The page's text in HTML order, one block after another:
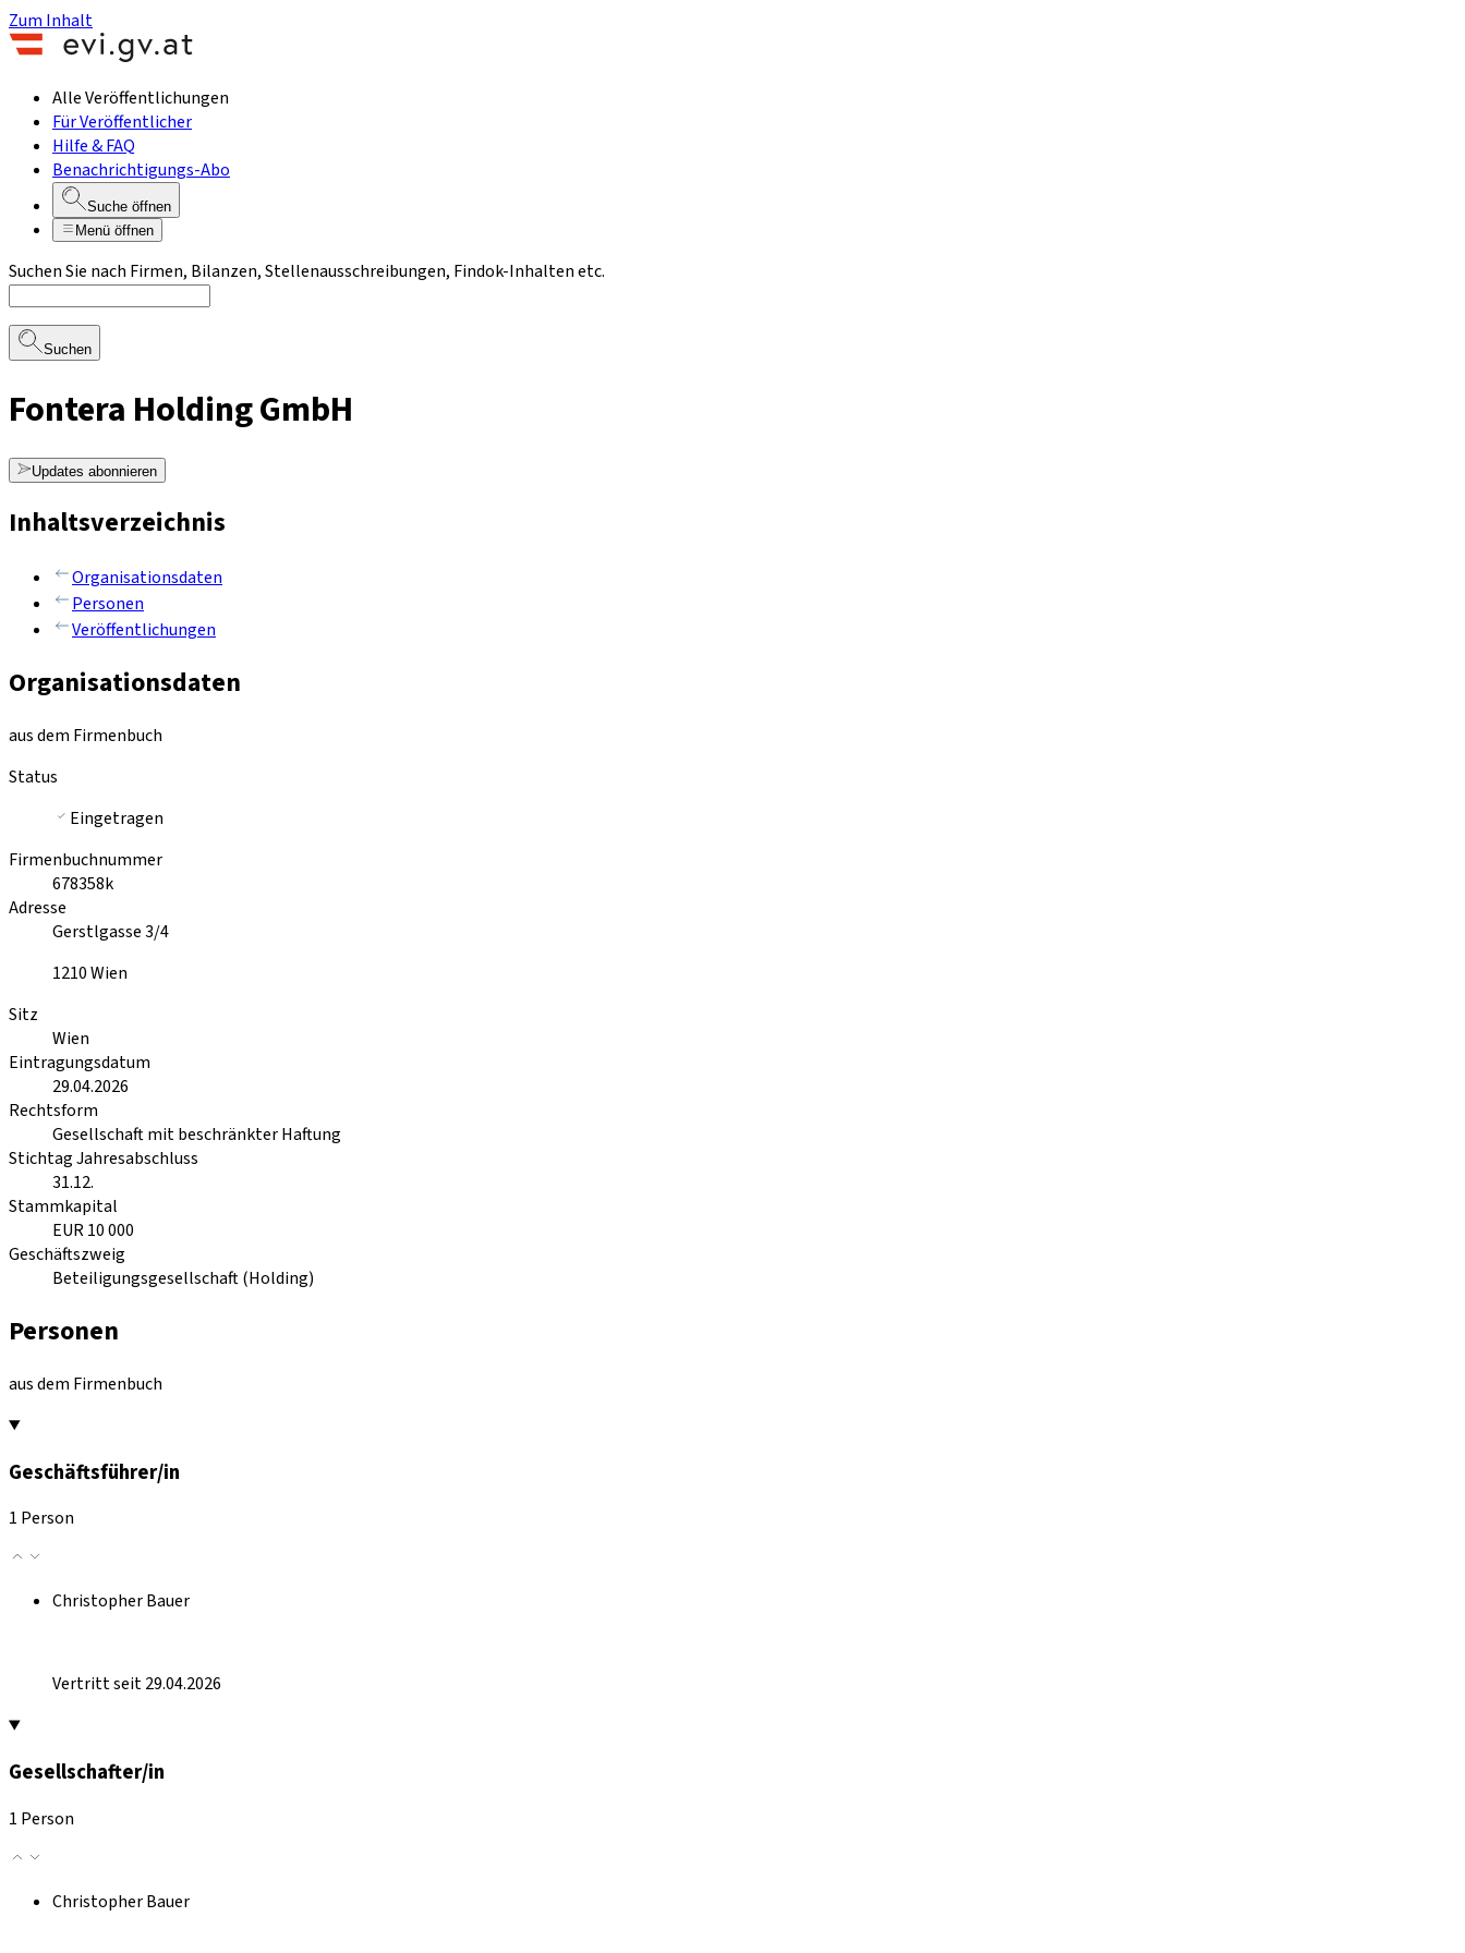
Zum Inhalt
Alle Veröffentlichungen
Für Veröffentlicher
Hilfe & FAQ
Benachrichtigungs-Abo
Suche öffnen
Menü öffnen
Suchen Sie nach Firmen, Bilanzen, Stellenausschreibungen, Findok-Inhalten etc.
Suchen
Fontera Holding GmbH
Updates abonnieren
Inhaltsverzeichnis
Organisationsdaten
Personen
Veröffentlichungen
Organisationsdaten
aus dem Firmenbuch
Status
Eingetragen
Firmenbuchnummer
678358k
Adresse
Gerstlgasse 3/4
1210Wien
Sitz
Wien
Eintragungsdatum
29.04.2026
Rechtsform
Gesellschaft mit beschränkter Haftung
Stichtag Jahresabschluss
31.12.
Stammkapital
EUR 10 000
Geschäftszweig
Beteiligungsgesellschaft (Holding)
Personen
aus dem Firmenbuch
Geschäftsführer/in
1 Person
Christopher Bauer
Vertritt seit 29.04.2026
Gesellschafter/in
1 Person
Christopher Bauer